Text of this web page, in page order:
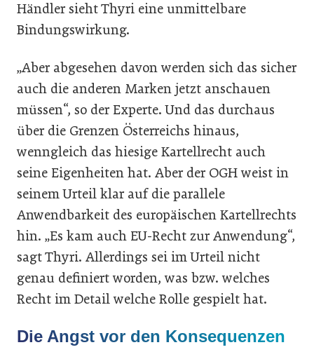
Händler sieht Thyri eine unmittelbare
Bindungswirkung.
„Aber abgesehen davon werden sich das sicher
auch die anderen Marken jetzt anschauen
müssen“, so der Experte. Und das durchaus
über die Grenzen Österreichs hinaus,
wenngleich das hiesige Kartellrecht auch
seine Eigenheiten hat. Aber der OGH weist in
seinem Urteil klar auf die parallele
Anwendbarkeit des europäischen Kartellrechts
hin. „Es kam auch EU-Recht zur Anwendung“,
sagt Thyri. Allerdings sei im Urteil nicht
genau definiert worden, was bzw. welches
Recht im Detail welche Rolle gespielt hat.
Die Angst vor den Konsequenzen